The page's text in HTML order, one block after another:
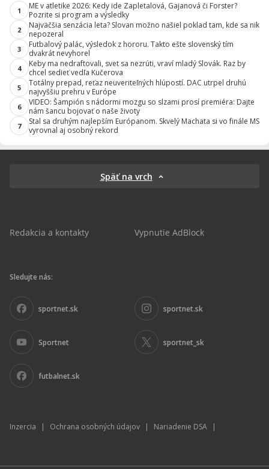
1
ME v atletike 2026: Kedy ide Zapletalová, Gajanová či Forster?
Pozrite si program a výsledky
2
Najväčšia senzácia leta? Slovan možno našiel poklad tam, kde sa nik
nepozeral
3
Futbalový palác, výsledok z hororu. Takto ešte slovenský tím
dvakrát nevyhorel
4
Keby ma nedraftovali, svet sa nezrúti, vraví mladý Slovák. Raz by
chcel sedieť vedľa Kučerova
5
Totálny prepad, reťaz neuveriteľných hlúpostí. DAC utrpel druhú
najvyššiu prehru v Európe
6
VIDEO: Šampión s nádormi mozgu so slzami prosí premiéra: Dajte
nám šancu bojovať o naše životy
7
Stal sa druhým najlepším Európanom. Skvelý Machata si vo finále MS
vyrovnal aj osobný rekord
Späť na vrch
Redakcia a kontakty Vypnutie AdBlock
Sledujte nás:
sportnet.sk sportnet.sk
Sportnet sportnet_sk
futbalnet.sk
Inzercia | Ochrana osobných údajov | Nariadenie DSA |